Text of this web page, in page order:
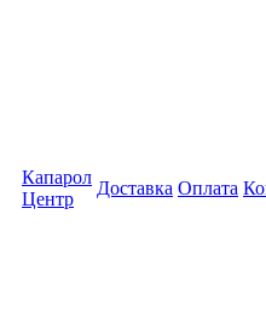
Капарол
Центр
Доставка Оплата